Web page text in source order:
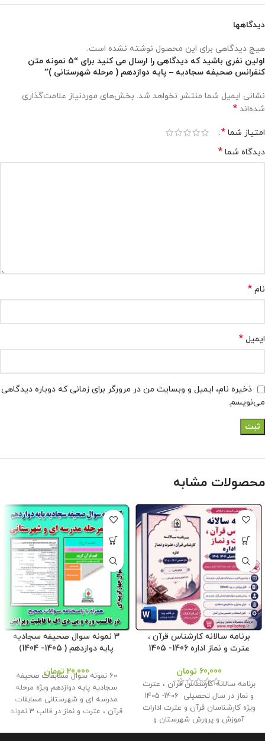
دیدگاهها
هیچ دیدگاهی برای این محصول نوشته نشده است.
اولین نفری باشید که دیدگاهی را ارسال می کنید برای “5 نمونه متن
کنفرانس صحیفه سجادیه – پایه دوازدهم ( مرحله شهرستانی )”
نشانی ایمیل شما منتشر نخواهد شد. بخش‌های موردنیاز علامت‌گذاری
شده‌اند *
امتیاز شما *
دیدگاه شما *
نام *
ایمیل *
ذخیره نام، ایمیل و وبسایت من در مرورگر برای زمانی که دوباره دیدگاهی
می‌نویسم.
محصولات مشابه
برنامه سالانه کارشناس قرآن ،
عترت و نماز اداره 1406- 1405
60,000 تومان
برنامه سالانه کارشناس قرآن ، عترت
و نماز در سال تحصیلی 1406- 1405
ویژه کارشناسان قرآن و عترت ادارات
آموزش و پرورش شهرستان و
مناطق در قالب ورد و پی دی اف در
3 نمونه سوال صحیفه سجادیه
پایه دوازدهم ( 1405- 1404)
20,000 تومان
60 نمونه سوال مسابقات صحیفه
سجادیه پایه دوازدهم ویژه مرحله
مدرسه ای و شهرستانی مسابقات
قرآن ، عترت و نماز در قالب 3 نمونه
با پاسخنامه سوالات در قالب ورد و